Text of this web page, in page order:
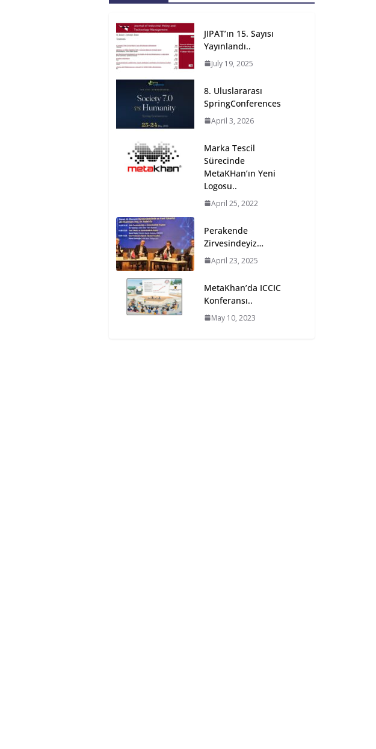
JIPAT’ın 15. Sayısı
Yayınlandı..
July 19, 2025
8. Uluslararası
SpringConferences
April 3, 2026
Marka Tescil
Sürecinde
MetaKHan’ın Yeni
Logosu..
April 25, 2022
Perakende
Zirvesindeyiz…
April 23, 2025
MetaKhan’da ICCIC
Konferansı..
May 10, 2023